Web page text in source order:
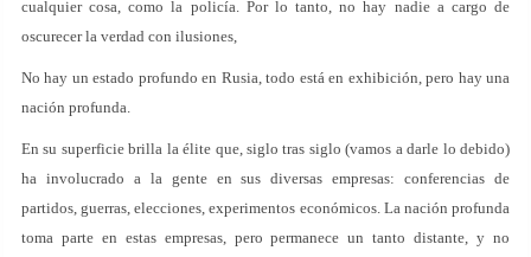
cualquier cosa, como la policía. Por lo tanto, no hay nadie a cargo de
oscurecer la verdad con ilusiones,
No hay un estado profundo en Rusia, todo está en exhibición, pero hay una
nación profunda.
En su superficie brilla la élite que, siglo tras siglo (vamos a darle lo debido)
ha involucrado a la gente en sus diversas empresas: conferencias de
partidos, guerras, elecciones, experimentos económicos. La nación profunda
toma parte en estas empresas, pero permanece un tanto distante, y no